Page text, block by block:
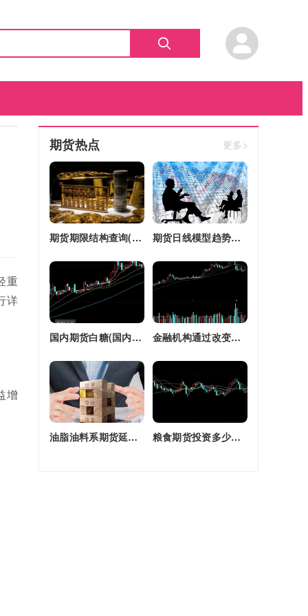
重
详
增
期货热点 更多>
期货期限结构查询(期货期限结构) 期货日线模型趋势图(期货日线模型趋势图怎么看)
国内期货白糖(国内期货白糖合约是怎么交割) 金融机构通过改变持有的股指期货合约(股指期货合约最长持有多久)
油脂油料系期货延续强劲走势(油脂期货是什么) 粮食期货投资多少钱一个月(粮食期货投资多少钱一个月啊)